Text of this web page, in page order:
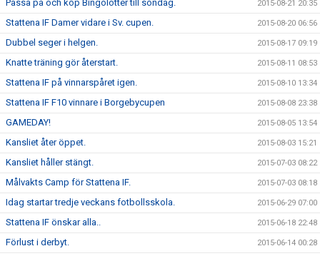
Passa på och köp Bingolotter till söndag. 2015-08-21 20:35
Stattena IF Damer vidare i Sv. cupen. 2015-08-20 06:56
Dubbel seger i helgen. 2015-08-17 09:19
Knatte träning gör återstart. 2015-08-11 08:53
Stattena IF på vinnarspåret igen. 2015-08-10 13:34
Stattena IF F10 vinnare i Borgebycupen 2015-08-08 23:38
GAMEDAY! 2015-08-05 13:54
Kansliet åter öppet. 2015-08-03 15:21
Kansliet håller stängt. 2015-07-03 08:22
Målvakts Camp för Stattena IF. 2015-07-03 08:18
Idag startar tredje veckans fotbollsskola. 2015-06-29 07:00
Stattena IF önskar alla.. 2015-06-18 22:48
Förlust i derbyt. 2015-06-14 00:28